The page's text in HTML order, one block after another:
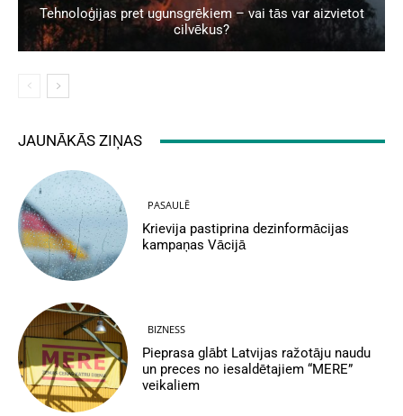
Tehnoloģijas pret ugunsgrēkiem – vai tās var aizvietot
cilvēkus?
JAUNĀKĀS ZIŅAS
PASAULĒ
Krievija pastiprina dezinformācijas
kampaņas Vācijā
BIZNESS
Pieprasa glābt Latvijas ražotāju naudu
un preces no iesaldētajiem “MERE”
veikaliem